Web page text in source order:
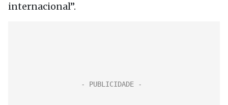
internacional”.